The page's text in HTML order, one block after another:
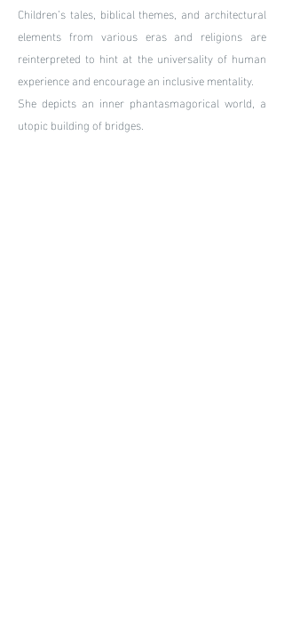
Children’s tales, biblical themes, and architectural
elements from various eras and religions are
reinterpreted to hint at the universality of human
experience and encourage an inclusive mentality.
She depicts an inner phantasmagorical world, a
utopic building of bridges.